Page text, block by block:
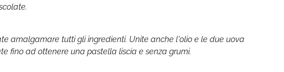
amalgamare tutti gli ingredienti. Unite anche l'olio e le due uova
fino ad ottenere una pastella liscia e senza grumi.